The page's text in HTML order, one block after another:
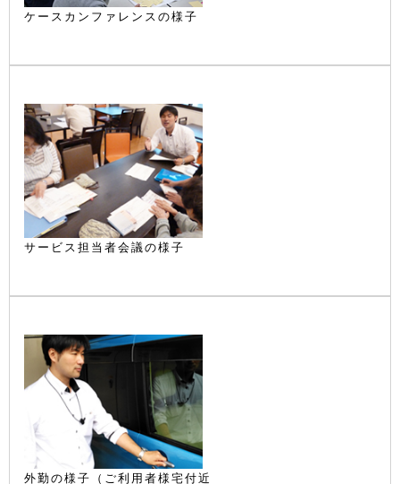
ケースカンファレンスの様子
サービス担当者会議の様子
外勤の様子（ご利用者様宅付近